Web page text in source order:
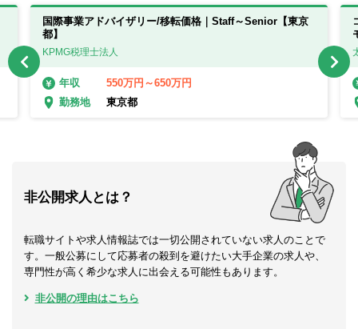
国際事業アドバイザリー/移転価格｜Staff～Senior【東京
都】
KPMG税理士法人
年収
550万円～650万円
勤務地
東京都
非公開求人とは？
転職サイトや求人情報誌では一切公開されていない求人のことで
す。一般公募にして応募者の殺到を避けたい大手企業の求人や、
専門性が高く希少な求人に出会える可能性もあります。
非公開の理由はこちら